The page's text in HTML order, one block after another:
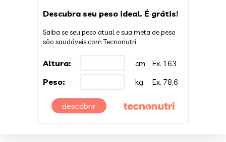
Descubra seu peso ideal. É grátis!
Saiba se seu peso atual e sua meta de peso
são saudáveis com Tecnonutri.
Altura: cm Ex. 163
Peso: kg Ex. 78,6
descobrir